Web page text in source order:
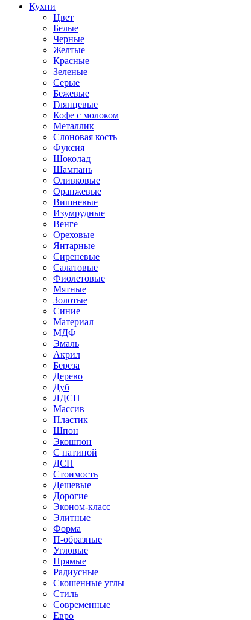
Кухни
Цвет
Белые
Черные
Желтые
Красные
Зеленые
Серые
Бежевые
Глянцевые
Кофе с молоком
Металлик
Слоновая кость
Фуксия
Шоколад
Шампань
Оливковые
Оранжевые
Вишневые
Изумрудные
Венге
Ореховые
Янтарные
Сиреневые
Салатовые
Фиолетовые
Мятные
Золотые
Синие
Материал
МДФ
Эмаль
Акрил
Береза
Дерево
Дуб
ЛДСП
Массив
Пластик
Шпон
Экошпон
С патиной
ДСП
Стоимость
Дешевые
Дорогие
Эконом-класс
Элитные
Форма
П-образные
Угловые
Прямые
Радиусные
Скошенные углы
Стиль
Современные
Евро